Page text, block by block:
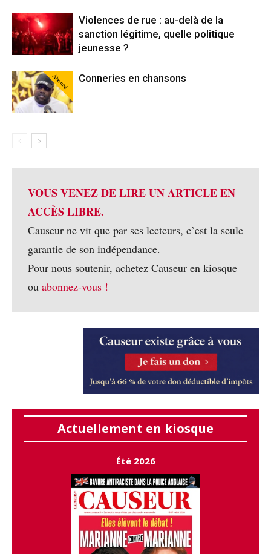
Violences de rue : au-delà de la
sanction légitime, quelle politique
jeunesse ?
Abonné Conneries en chansons
VOUS VENEZ DE LIRE UN ARTICLE EN
ACCÈS LIBRE.
Causeur ne vit que par ses lecteurs, c’est la seule
garantie de son indépendance.
Pour nous soutenir, achetez Causeur en kiosque
ou abonnez-vous !
Actuellement en kiosque
Été 2026